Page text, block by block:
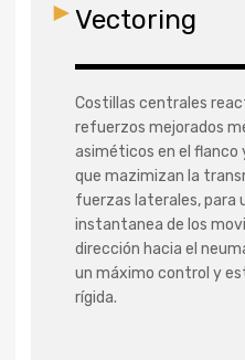
Vectoring
Costillas centrales
refuerzos mejorados
asiméticos en el flanco
que mazimizan la
fuerzas laterales, para
instantanea de los
dirección hacia el
un máximo control y
rígida.